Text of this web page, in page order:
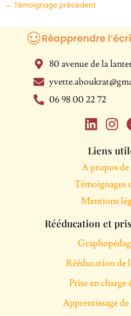
← Témoignage précédent
80 avenue de la
06 98 00 22 72
L
i
n
k
e
d
i
I
n
s
t
a
g
r
m
Liens
A propos
Témoignages
Mentions
Rééducation et
Rééducation de
Prise en charge
Apprentissage